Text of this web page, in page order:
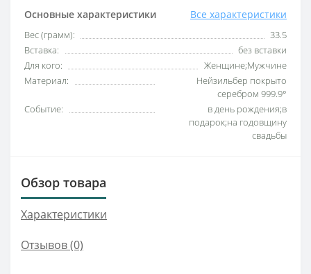
Основные характеристики Все характеристики
Вес (грамм):
33.5
Вставка:
без вставки
Для кого:
Женщине;Мужчине
Материал:
Нейзильбер покрыто
серебром 999.9°
Событие:
в день рождения;в
подарок;на годовщину
свадьбы
Обзор товара
Характеристики
Отзывов (0)